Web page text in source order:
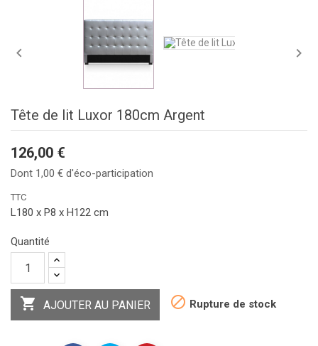
 
Tête de lit Luxor 180cm Argent
126,00 €
Dont 1,00 € d'éco-participation
TTC
L180 x P8 x H122 cm
Quantité
 AJOUTER AU PANIER  Rupture de stock